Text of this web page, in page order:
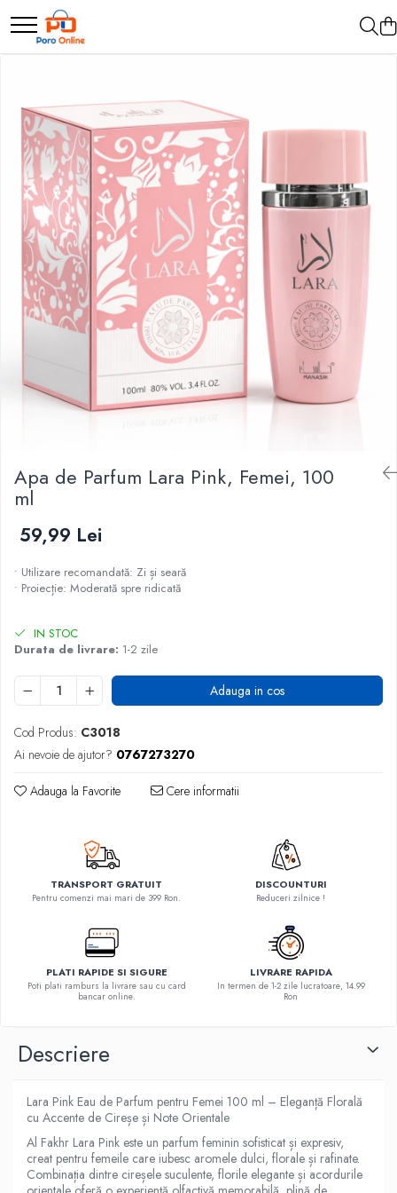
Parfum
Parfum Barbati
Parfum Femei
Parfum Unisex
Parfumuri Arabesti
Set Parfum
Apa de Parfum Lara Pink, Femei, 100
ml
59,99 Lei
• Utilizare recomandată: Zi și seară
• Proiecție: Moderată spre ridicată
IN STOC
Durata de livrare: 1-2 zile
Adauga in cos
Cod Produs: C3018
Ai nevoie de ajutor? 0767273270
Adauga la Favorite Cere informatii
TRANSPORT GRATUIT
Pentru comenzi mai mari de 399 Ron.
DISCOUNTURI
Reduceri zilnice !
PLATI RAPIDE SI SIGURE
Poti plati ramburs la livrare sau cu card
bancar online.
LIVRARE RAPIDA
In termen de 1-2 zile lucratoare, 14.99
Ron
Descriere
Lara Pink Eau de Parfum pentru Femei 100 ml – Eleganță Florală
cu Accente de Cireșe și Note Orientale
Al Fakhr Lara Pink este un parfum feminin sofisticat și expresiv,
creat pentru femeile care iubesc aromele dulci, florale și rafinate.
Combinația dintre cireșele suculente, florile elegante și acordurile